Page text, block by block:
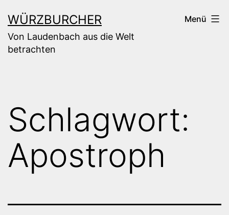
Inhalt
springen
WÜRZBURCHER
Von Laudenbach aus die Welt
betrachten
Menü
Schlagwort:
Apostroph